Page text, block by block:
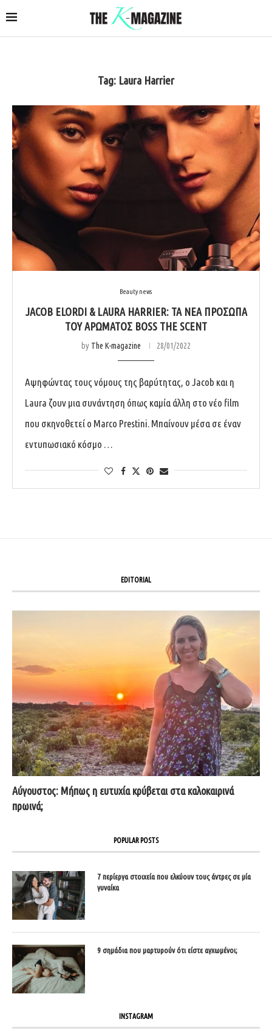
Tag: Laura Harrier
Beauty news
JACOB ELORDI & LAURA HARRIER: ΤΑ ΝΈΑ ΠΡΌΣΩΠΑ
ΤΟΥ ΑΡΏΜΑΤΟΣ BOSS THE SCENT
by The K-magazine 28/01/2022
Αψηφώντας τους νόμους της βαρύτητας, ο Jacob και η
Laura ζουν μια συνάντηση όπως καμία άλλη στο νέο film
που σκηνοθετεί ο Marco Prestini. Μπαίνουν μέσα σε έναν
εντυπωσιακό κόσμο …
EDITORIAL
Αύγουστος: Μήπως η ευτυχία κρύβεται στα καλοκαιρινά
πρωινά;
POPULAR POSTS
7 περίεργα στοιχεία που ελκύουν τους άντρες σε μία
γυναίκα
9 σημάδια που μαρτυρούν ότι είστε αγχωμένοι;
INSTAGRAM